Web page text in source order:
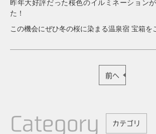
昨年大好評だった桜色のイルミネーション
た！
この機会にぜひ冬の桜に染まる温泉宿 宝箱を
前へ
Category カテゴリ